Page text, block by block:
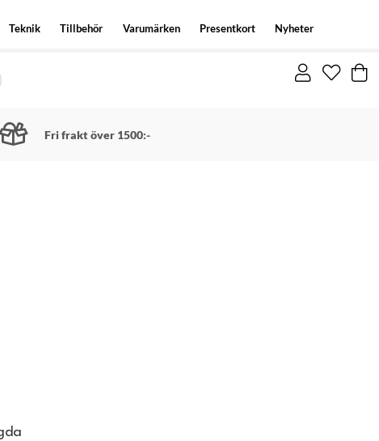
Teknik Tillbehör Varumärken Presentkort Nyheter
Fri frakt över 1500:-